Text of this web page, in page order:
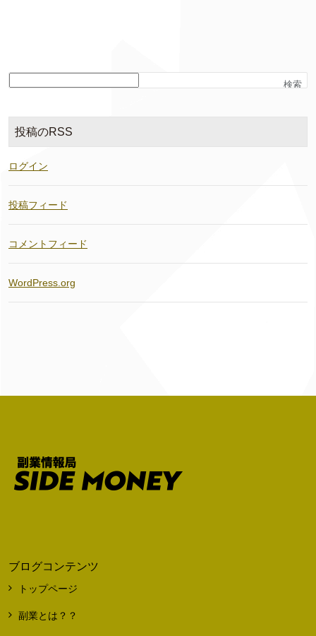
検索
投稿のRSS
ログイン
投稿フィード
コメントフィード
WordPress.org
ブログコンテンツ
トップページ
副業とは？？